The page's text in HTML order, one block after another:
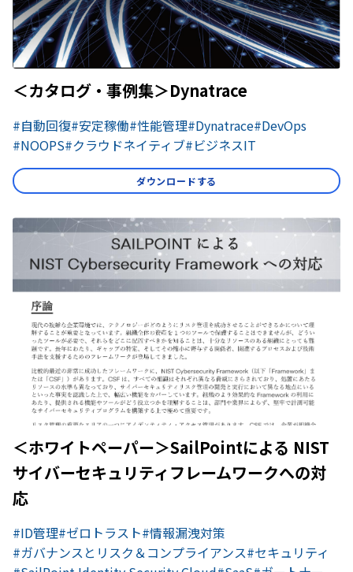
＜カタログ・事例集＞Dynatrace
#自動回復#安定稼働#性能管理#Dynatrace#DevOps
#NOOPS#クラウドネイティブ#ビジネスIT
ダウンロードする
＜ホワイトペーパー＞SailPointによる NIST
サイバーセキュリティフレームワークへの対
応
#ID管理#ゼロトラスト#情報漏洩対策
#ガバナンスとリスク＆コンプライアンス#セキュリティ